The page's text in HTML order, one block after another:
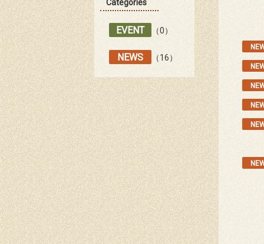
Categories
EVENT （0）
NEWS （16）